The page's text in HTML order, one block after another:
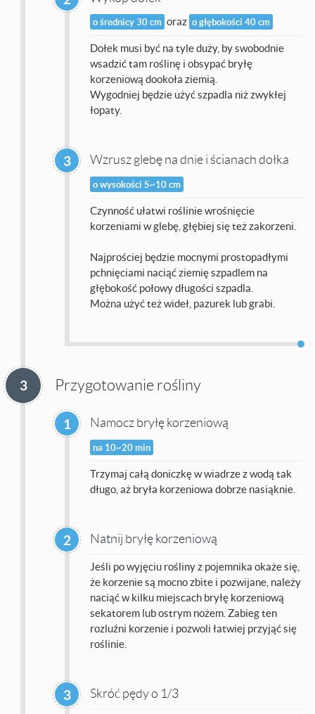
o średnicy 30 cm oraz o głębokości 40 cm
Dołek musi być na tyle duży, by swobodnie
wsadzić tam roślinę i obsypać bryłę
korzeniową dookoła ziemią.
Wygodniej będzie użyć szpadla niż zwykłej
łopaty.
3 Wzrusz glebę na dnie i ścianach dołka
o wysokości 5~10 cm
Czynność ułatwi roślinie wrośnięcie
korzeniami w glebę, głębiej się też zakorzeni.
Najprościej będzie mocnymi prostopadłymi
pchnięciami naciąć ziemię szpadlem na
głębokość połowy długości szpadla.
Można użyć też wideł, pazurek lub grabi.
3 Przygotowanie rośliny
1 Namocz bryłę korzeniową
na 10~20 min
Trzymaj całą doniczkę w wiadrze z wodą tak
długo, aż bryła korzeniowa dobrze nasiąknie.
2 Natnij bryłę korzeniową
Jeśli po wyjęciu rośliny z pojemnika okaże się,
że korzenie są mocno zbite i pozwijane, należy
naciąć w kilku miejscach bryłę korzeniową
sekatorem lub ostrym nożem. Zabieg ten
rozluźni korzenie i pozwoli łatwiej przyjąć się
roślinie.
3 Skróć pędy o 1/3